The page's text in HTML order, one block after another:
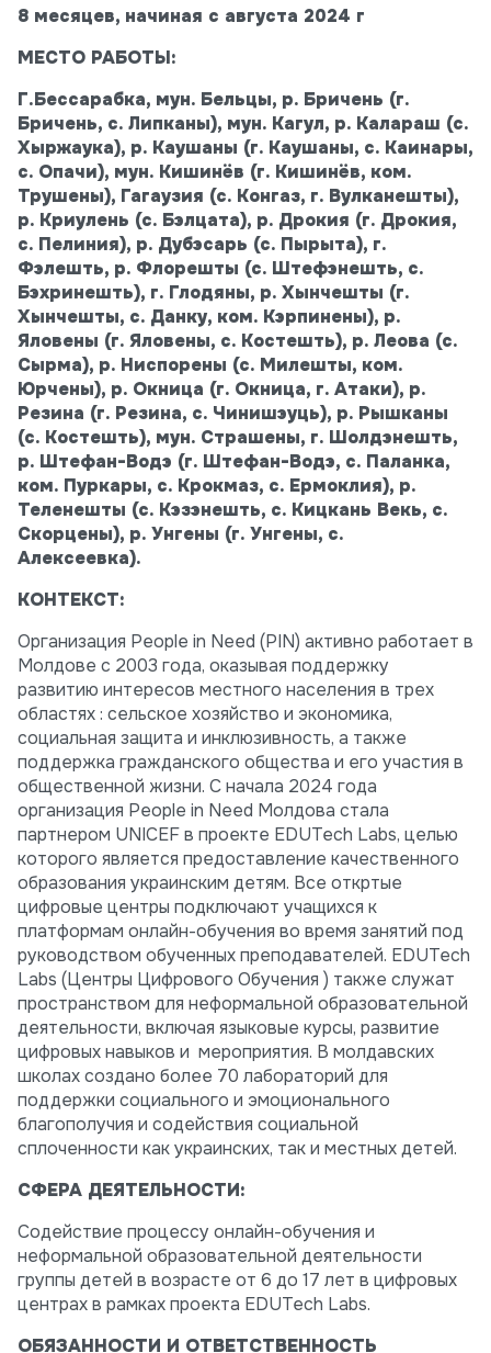
8 месяцев, начиная с августа 2024 г
МЕСТО РАБОТЫ:
Г.Бессарабка, мун. Бельцы, р. Бричень (г.
Бричень, с. Липканы), мун. Кагул, р. Калараш (с.
Хыржаука), р. Каушаны (г. Каушаны, с. Каинары,
с. Опачи), мун. Кишинёв (г. Кишинёв, ком.
Трушены), Гагаузия (с. Конгаз, г. Вулканешты),
р. Криулень (с. Бэлцата), р. Дрокия (г. Дрокия,
с. Пелиния), р. Дубэсарь (с. Пырыта), г.
Фэлешть, р. Флорешты (с. Штефэнешть, с.
Бэхринешть), г. Глодяны, р. Хынчешты (г.
Хынчешты, с. Данку, ком. Кэрпинены), р.
Яловены (г. Яловены, с. Костешть), р. Леова (с.
Сырма), р. Ниспорены (с. Милешты, ком.
Юрчены), р. Окница (г. Окница, г. Атаки), р.
Резина (г. Резина, с. Чинишэуць), р. Рышканы
(с. Костешть), мун. Страшены, г. Шолдэнешть,
р. Штефан-Водэ (г. Штефан-Водэ, с. Паланка,
ком. Пуркары, с. Крокмаз, с. Ермоклия), р.
Теленешты (с. Кэзэнешть, с. Кицкань Векь, с.
Скорцены), р. Унгены (г. Унгены, с.
Алексеевка).
КОНТЕКСТ:
Организация People in Need (PIN) активно работает в
Молдове с 2003 года, оказывая поддержку
развитию интересов местного населения в трех
областях : сельское хозяйство и экономика,
социальная защита и инклюзивность, а также
поддержка гражданского общества и его участия в
общественной жизни. С начала 2024 года
организация People in Need Молдова стала
партнером UNICEF в проекте EDUTech Labs, целью
которого является предоставление качественного
образования украинским детям. Все откртые
цифровые центры подключают учащихся к
платформам онлайн-обучения во время занятий под
руководством обученных преподавателей. EDUTech
Labs (Центры Цифрового Обучения ) также служат
пространством для неформальной образовательной
деятельности, включая языковые курсы, развитие
цифровых навыков и мероприятия. В молдавских
школах создано более 70 лабораторий для
поддержки социального и эмоционального
благополучия и содействия социальной
сплоченности как украинских, так и местных детей.
СФЕРА ДЕЯТЕЛЬНОСТИ:
Содействие процессу онлайн-обучения и
неформальной образовательной деятельности
группы детей в возрасте от 6 до 17 лет в цифровых
центрах в рамках проекта EDUTech Labs.
ОБЯЗАННОСТИ И ОТВЕТСТВЕННОСТЬ